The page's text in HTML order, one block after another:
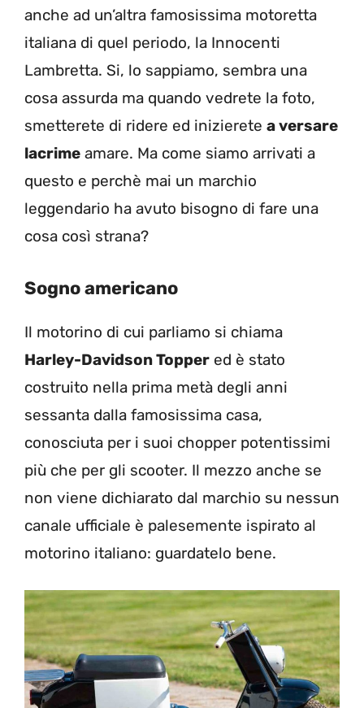
anche ad un’altra famosissima motoretta
italiana di quel periodo, la Innocenti
Lambretta. Si, lo sappiamo, sembra una
cosa assurda ma quando vedrete la foto,
smetterete di ridere ed inizierete a versare
lacrime amare. Ma come siamo arrivati a
questo e perchè mai un marchio
leggendario ha avuto bisogno di fare una
cosa così strana?
Sogno americano
Il motorino di cui parliamo si chiama
Harley-Davidson Topper ed è stato
costruito nella prima metà degli anni
sessanta dalla famosissima casa,
conosciuta per i suoi chopper potentissimi
più che per gli scooter. Il mezzo anche se
non viene dichiarato dal marchio su nessun
canale ufficiale è palesemente ispirato al
motorino italiano: guardatelo bene.